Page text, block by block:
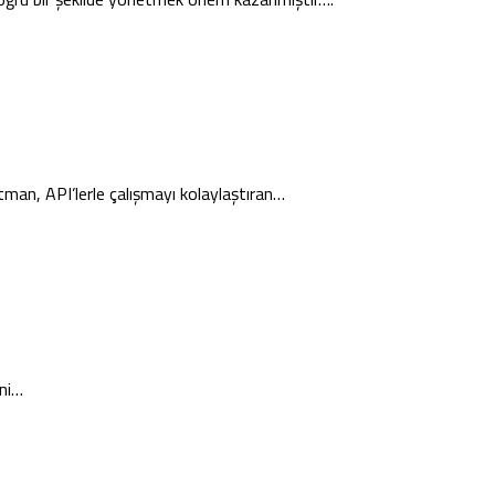
API’lerle çalışmayı kolaylaştıran…